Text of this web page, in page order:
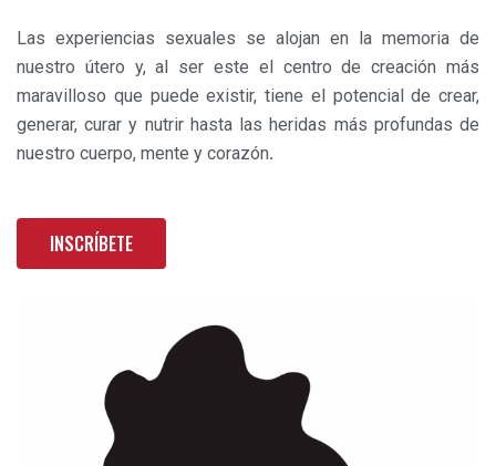
Las experiencias sexuales se alojan en la memoria de
nuestro útero y, al ser este el centro de creación más
maravilloso que puede existir, tiene el potencial de crear,
generar, curar y nutrir hasta las heridas más profundas de
nuestro cuerpo, mente y corazón.
INSCRÍBETE